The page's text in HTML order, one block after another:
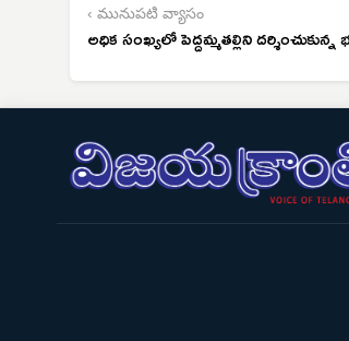
‹ మునుపటి వ్యాసం
అధిక సంఖ్యలో పెద్దమ్మతల్లిని దర్శించుకున్న